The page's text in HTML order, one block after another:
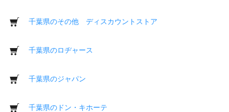
千葉県のその他 ディスカウントストア
千葉県のロヂャース
千葉県のジャパン
千葉県のドン・キホーテ